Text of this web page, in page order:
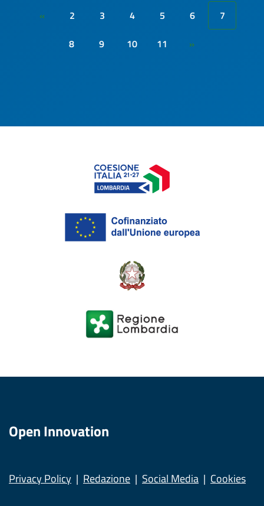
« 2 3 4 5 6
7
8
9 10 11 »
Open Innovation
Privacy Policy Redazione Social Media Cookies